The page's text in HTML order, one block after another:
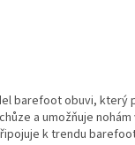
barefoot obuvi, který
a umožňuje
k trendu